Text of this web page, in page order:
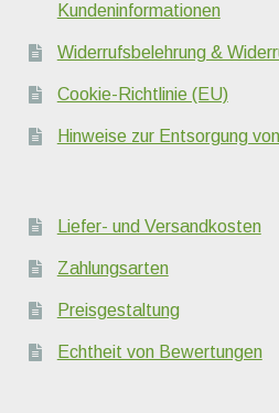
Kundeninformationen
Widerrufsbelehrung &
Cookie-Richtlinie (EU)
Hinweise zur Entsorgung
Liefer- und Versandkosten
Zahlungsarten
Preisgestaltung
Echtheit von Bewertungen